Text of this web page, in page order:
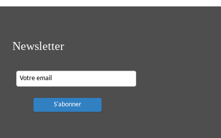
Newsletter